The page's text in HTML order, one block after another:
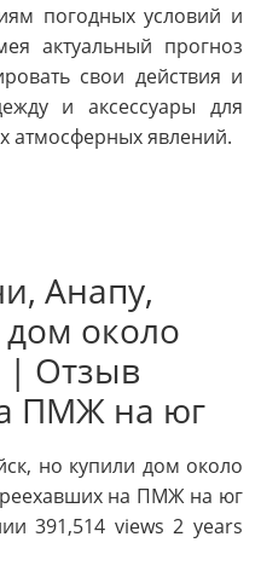
погодных условий и
актуальный прогноз
свои действия и
и аксессуары для
атмосферных явлений.
Анапу,
дом около
| Отзыв
ПМЖ на юг
но купили дом около
на ПМЖ на юг
391,514 views 2 years